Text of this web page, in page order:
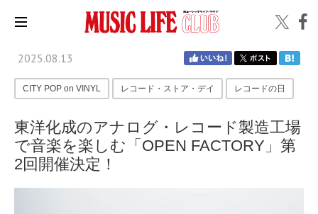
2025.08.13
CITY POP on VINYL レコード・ストア・デイ レコードの日
東洋化成のアナログ・レコード製造工場
で音楽を楽しむ「OPEN FACTORY」第
2回開催決定！